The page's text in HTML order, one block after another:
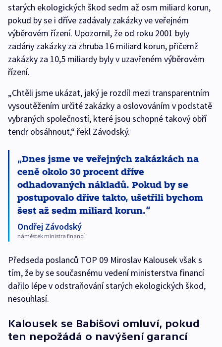
starých ekologických škod sedm až osm miliard korun,
pokud by se i dříve zadávaly zakázky ve veřejném
výběrovém řízení. Upozornil, že od roku 2001 byly
zadány zakázky za zhruba 16 miliard korun, přičemž
zakázky za 10,5 miliardy byly v uzavřeném výběrovém
řízení.
„Chtěli jsme ukázat, jaký je rozdíl mezi transparentním
vysoutěžením určité zakázky a oslovováním v podstatě
vybraných společností, které jsou schopné takový obří
tendr obsáhnout,“ řekl Závodský.
Dnes jsme ve veřejných zakázkách na
ceně okolo 30 procent dříve
odhadovaných nákladů. Pokud by se
postupovalo dříve takto, ušetřili bychom
šest až sedm miliard korun.
Ondřej Závodský
náměstek ministra financí
Předseda poslanců TOP 09 Miroslav Kalousek však s
tím, že by se současnému vedení ministerstva financí
dařilo lépe v odstraňování starých ekologických škod,
nesouhlasí.
Kalousek se Babišovi omluví, pokud
ten nepožádá o navýšení garancí